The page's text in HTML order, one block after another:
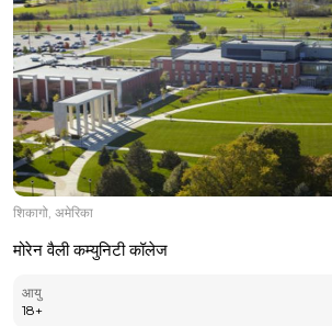
शिकागो, अमेरिका
मोरेन वैली कम्युनिटी कॉलेज
आयु
18+